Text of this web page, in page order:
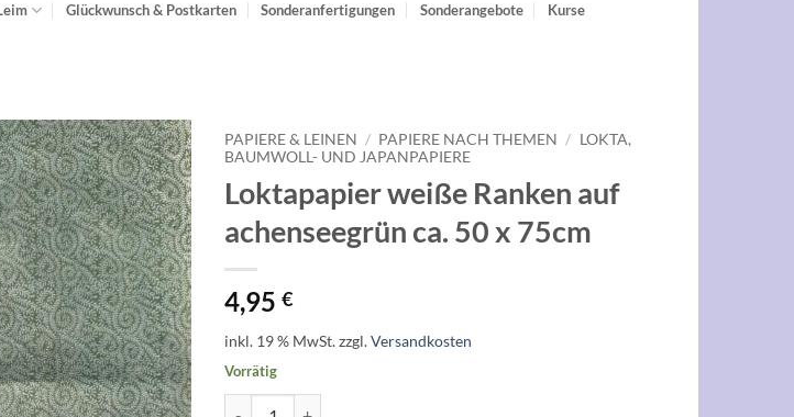
Glückwunsch & Postkarten Sonderanfertigungen Sonderangebote Kurse
Auf die
Wunschliste
PAPIERE & LEINEN / PAPIERE NACH THEMEN / LOKTA,
BAUMWOLL- UND JAPANPAPIERE
Loktapapier weiße Ranken auf
achenseegrün ca. 50 x 75cm
4,95€
inkl. 19 % MwSt.zzgl.Versandkosten
Vorrätig